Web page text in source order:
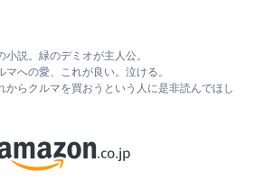
説。緑のデミオが主人公。
への愛、これが良い。泣ける。
からクルマを買おうという人に是非読んでほし